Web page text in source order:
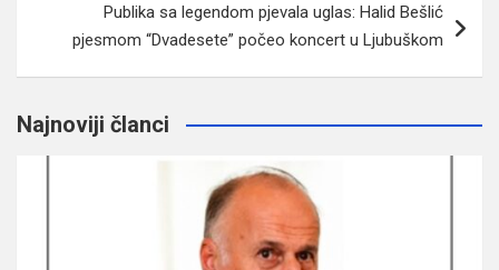
Publika sa legendom pjevala uglas: Halid Bešlić
pjesmom “Dvadesete” počeo koncert u Ljubuškom
Najnoviji članci